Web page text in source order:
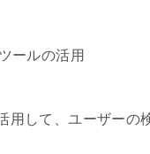
ールの活用
用して、ユーザーの